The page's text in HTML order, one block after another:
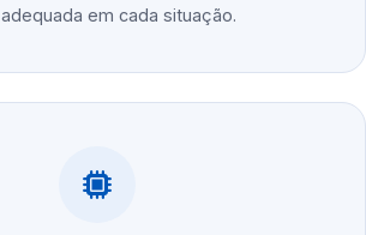
em cada situação.